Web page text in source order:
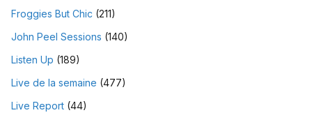
Froggies But Chic (211)
John Peel Sessions (140)
Listen Up (189)
Live de la semaine (477)
Live Report (44)